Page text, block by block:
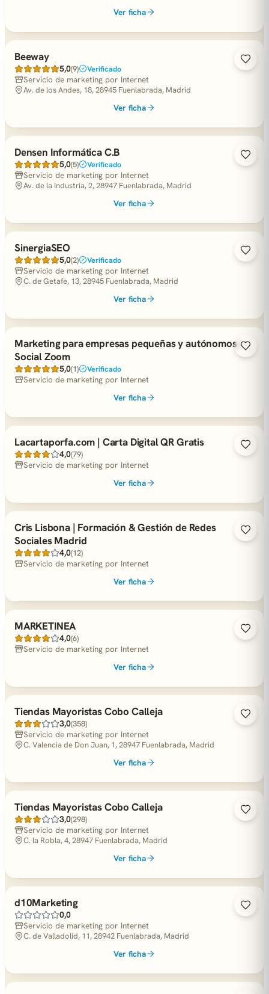
Ver ficha
Beeway
5,0(9) Verificado
Servicio de marketing por Internet
Av. de los Andes, 18, 28945 Fuenlabrada, Madrid
Ver ficha
Densen Informática C.B
5,0(5) Verificado
Servicio de marketing por Internet
Av. de la Industria, 2, 28947 Fuenlabrada, Madrid
Ver ficha
SinergiaSEO
5,0(2) Verificado
Servicio de marketing por Internet
C. de Getafe, 13, 28945 Fuenlabrada, Madrid
Ver ficha
Marketing para empresas pequeñas y autónomos -
Social Zoom
5,0(1) Verificado
Servicio de marketing por Internet
Ver ficha
Lacartaporfa.com | Carta Digital QR Gratis
4,0(79)
Servicio de marketing por Internet
Ver ficha
Cris Lisbona | Formación & Gestión de Redes
Sociales Madrid
4,0(12)
Servicio de marketing por Internet
Ver ficha
MARKETINEA
4,0(6)
Servicio de marketing por Internet
Ver ficha
Tiendas Mayoristas Cobo Calleja
3,0(358)
Servicio de marketing por Internet
C. Valencia de Don Juan, 1, 28947 Fuenlabrada, Madrid
Ver ficha
Tiendas Mayoristas Cobo Calleja
3,0(298)
Servicio de marketing por Internet
C. la Robla, 4, 28947 Fuenlabrada, Madrid
Ver ficha
d10Marketing
0,0
Servicio de marketing por Internet
C. de Valladolid, 11, 28942 Fuenlabrada, Madrid
Ver ficha